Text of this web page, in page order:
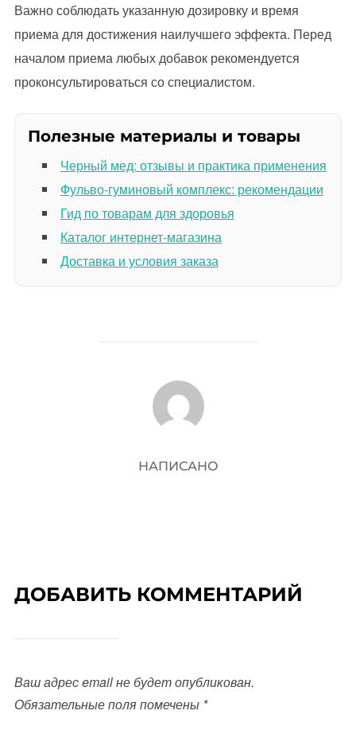
Важно соблюдать указанную дозировку и время
приема для достижения наилучшего эффекта. Перед
началом приема любых добавок рекомендуется
проконсультироваться со специалистом.
Полезные материалы и товары
Черный мед: отзывы и практика применения
Фульво-гуминовый комплекс: рекомендации
Гид по товарам для здоровья
Каталог интернет-магазина
Доставка и условия заказа
АВТОР ЗАПИСИ
НАПИСАНО
ДОБАВИТЬ КОММЕНТАРИЙ
Ваш адрес email не будет опубликован.
Обязательные поля помечены *